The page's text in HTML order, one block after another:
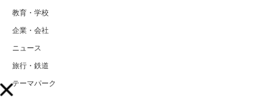
教育・学校
企業・会社
ニュース
旅行・鉄道
テーマパーク